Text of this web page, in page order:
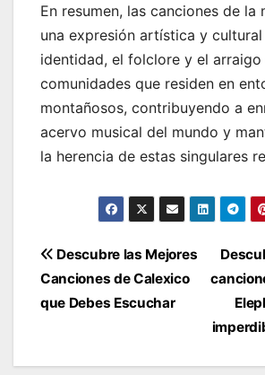
En resumen, las canciones de la
una expresión artística y
identidad, el folclore y el arraigo
comunidades que residen en
montañosos, contribuyendo a
acervo musical del mundo y
la herencia de estas singulares
Navegación
de
Descubre las Mejores
Canciones de Calexico
que Debes Escuchar